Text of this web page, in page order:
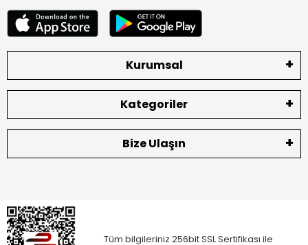
Kurumsal
Kategoriler
Bize Ulaşın
Tüm bilgileriniz 256bit SSL Sertifikası ile